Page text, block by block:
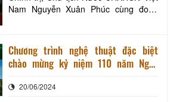
Nam Nguyễn Xuân Phúc cùng đoàn
Khu Tưởng niệm TTCP Võ Văn Kiệt (thị
trấn Vũng Liêm, huyện Vũng Liêm).
Chủ tịch nước Nguyễn Xuân Phúc dâng
Chương trình nghệ thuật đặc biệt
chào mừng kỷ niệm 110 năm Ngày
Phạm Hùng
20/06/2024